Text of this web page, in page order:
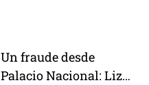
Un fraude desde
Palacio Nacional: Liz